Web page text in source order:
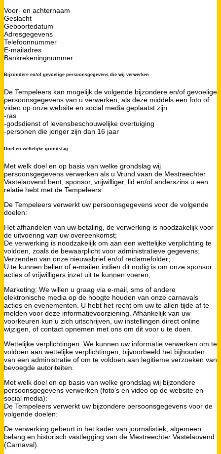
Voor- en achternaam
Geslacht
Geboortedatum
Adresgegevens
Telefoonnummer
E-mailadres
Bankrekeningnummer
Bijzondere en/of gevoelige persoonsgegevens die wij verwerken
De Tempeleers kan mogelijk de volgende bijzondere en/of gevoelige
persoonsgegevens van u verwerken, als deze middels een foto of
video op onze website en social media geplaatst zijn:
-ras
-godsdienst of levensbeschouwelijke overtuiging
-personen die jonger zijn dan 16 jaar
Doel en wettelijke grondslag
Met welk doel en op basis van welke grondslag wij
persoonsgegevens verwerken als u Vrund vaan de Mestreechter
Vastelaovend bent, sponsor, vrijwilliger, lid en/of anderszins u een
relatie hebt met de Tempeleers.
De Tempeleers verwerkt uw persoonsgegevens voor de volgende
doelen:
Het afhandelen van uw betaling, de verwerking is noodzakelijk voor
de uitvoering van uw overeenkomst;
De verwerking is noodzakelijk om aan een wettelijke verplichting te
voldoen, zoals de bewaarplicht voor administratieve gegevens;
Verzenden van onze nieuwsbrief en/of reclamefolder;
U te kunnen bellen of e-mailen indien dit nodig is om onze sponsor
acties of vrijwilligers inzet uit te kunnen voeren;
Marketing: We willen u graag via e-mail, sms of andere
elektronische media op de hoogte houden van onze carnavals
acties en evenementen. U hebt het recht om uw te allen tijde af te
melden voor deze informatievoorziening. Afhankelijk van uw
voorkeuren kun u zich uitschrijven, uw instellingen direct online
wijzigen, of contact opnemen met ons om dit voor u te doen.
Wettelijke verplichtingen. We kunnen uw informatie verwerken om te
voldoen aan wettelijke verplichtingen, bijvoorbeeld het bijhouden
van een administratie of om te voldoen aan legitieme verzoeken van
bevoegde autoriteiten.
Met welk doel en op basis van welke grondslag wij bijzondere
persoonsgegevens verwerken (foto’s en video op de website en
social media):
De Tempeleers verwerkt uw bijzondere persoonsgegevens voor de
volgende doelen:
De verwerking gebeurt in het kader van journalistiek, algemeen
belang en historisch vastlegging van de Mestreechter Vastelaovend
(Carnaval).